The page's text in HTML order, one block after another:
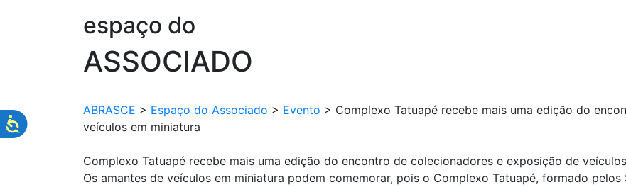
espaço do
ASSOCIADO
ABRASCE > Espaço do Associado > Evento > Complexo Tatuapé recebe mais uma edição do
veículos em miniatura
Complexo Tatuapé recebe mais uma edição do encontro de colecionadores e exposição de
Os amantes de veículos em miniatura podem comemorar, pois o Complexo Tatuapé, formado